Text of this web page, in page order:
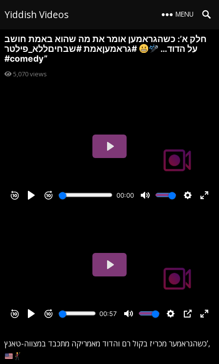
Yiddish Videos MENU
חלק א’: כשהגראמען אומר את מה שהוא באמת חושב
על הדוד…
#גראמעןאמת #שבחיםללא_פילטר
#comedy”
5,070views
כשהגראמער מכריז בקול רם והדוד מאמריקה מתכבד במצווה-טאנץ’,